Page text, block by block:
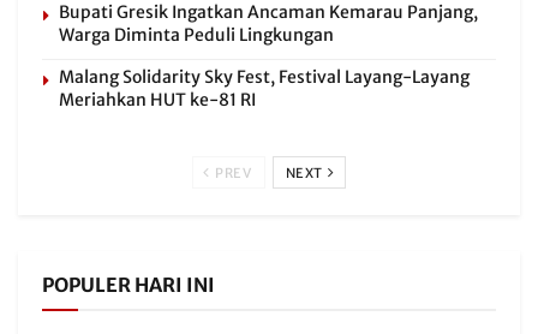
Bupati Gresik Ingatkan Ancaman Kemarau Panjang,
Warga Diminta Peduli Lingkungan
Malang Solidarity Sky Fest, Festival Layang-Layang
Meriahkan HUT ke-81 RI
PREV NEXT
POPULER HARI INI